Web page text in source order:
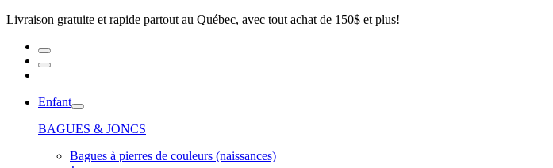
Livraison gratuite et rapide partout au Québec, avec tout achat de 150$ et plus!
Enfant
BAGUES & JONCS
Bagues à pierres de couleurs (naissances)